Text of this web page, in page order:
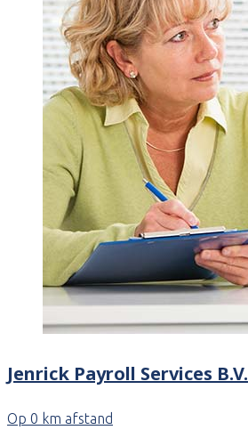
Jenrick Payroll Services B.V.
Op 0 km afstand